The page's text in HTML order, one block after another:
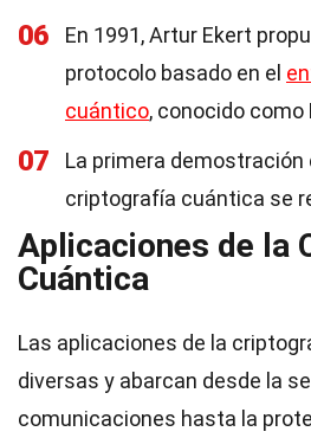
06
En 1991, Artur Ekert
protocolo basado en el
cuántico, conocido como
07
La primera demostración
criptografía cuántica se
Aplicaciones de la
Cuántica
Las aplicaciones de la
diversas y abarcan desde la
comunicaciones hasta la